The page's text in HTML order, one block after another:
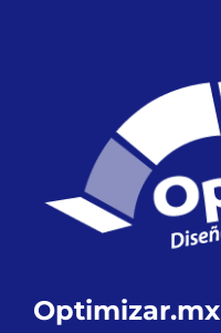
Optimizar.mx